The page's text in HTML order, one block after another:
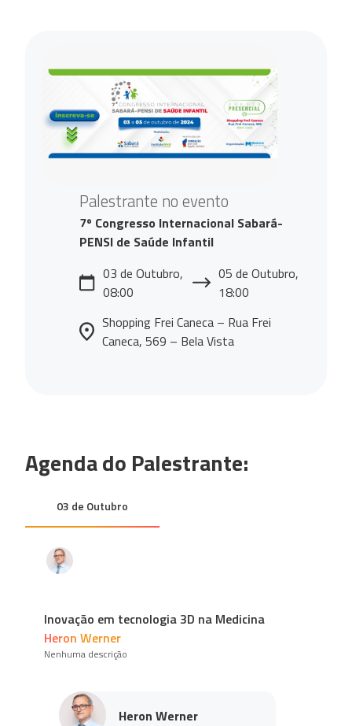
Palestrante no evento
7º Congresso Internacional Sabará-
PENSI de Saúde Infantil
03 de Outubro,
08:00
05 de Outubro,
18:00
Shopping Frei Caneca – Rua Frei
Caneca, 569 – Bela Vista
Agenda do Palestrante:
03 de Outubro
Inovação em tecnologia 3D na Medicina
Heron Werner
Nenhuma descrição
Heron Werner